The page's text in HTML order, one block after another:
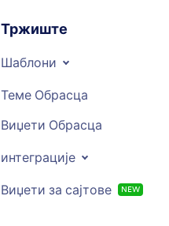
Тржиште
Шаблони
Теме Обрасца
Виџети Обрасца
интеграције
Виџети за сајтове NEW